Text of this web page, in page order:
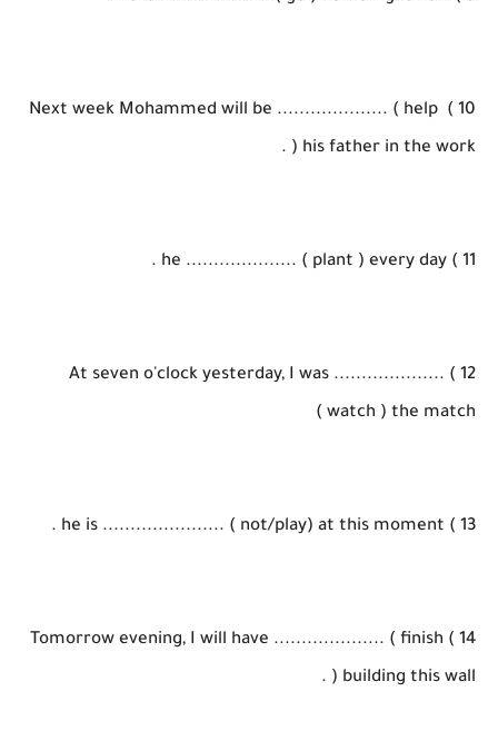
10 ) Next week Mohammed will be .................... ( help
) his father in the work .
11 ) he .................... ( plant ) every day .
12 ) At seven o'clock yesterday, I was ....................
( watch ) the match
13 ) he is ...................... ( not/play) at this moment .
14 ) Tomorrow evening, I will have .................... ( finish
) building this wall .